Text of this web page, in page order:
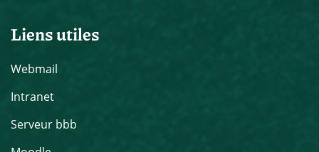
Liens utiles
Webmail
Intranet
Serveur bbb